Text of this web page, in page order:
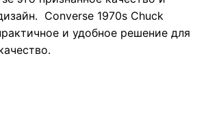
Converse 1970s Chuck
и удобное решение для